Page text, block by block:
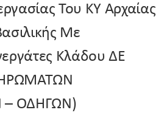
Του ΚΥ Αρχαίας
Με
Κλάδου ΔΕ
ΟΔΗΓΩΝ)